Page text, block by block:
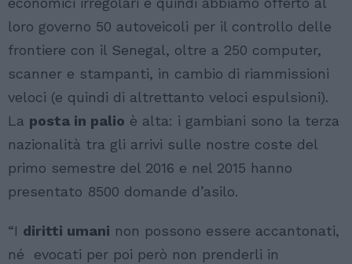
loro governo 50 autoveicoli per il controllo delle
frontiere con il Senegal, oltre a 250 computer,
scanner e stampanti, in cambio di riammissioni
veloci (e quindi di altrettanto veloci espulsioni).
La posta in palio è alta: i gambiani sono la terza
nazionalità tra gli arrivi sulle nostre coste del
primo semestre del 2016 e nel 2015 hanno
presentato 8500 domande d’asilo.
“I diritti umani non possono essere accantonati,
né evocati per poi però non prenderli in